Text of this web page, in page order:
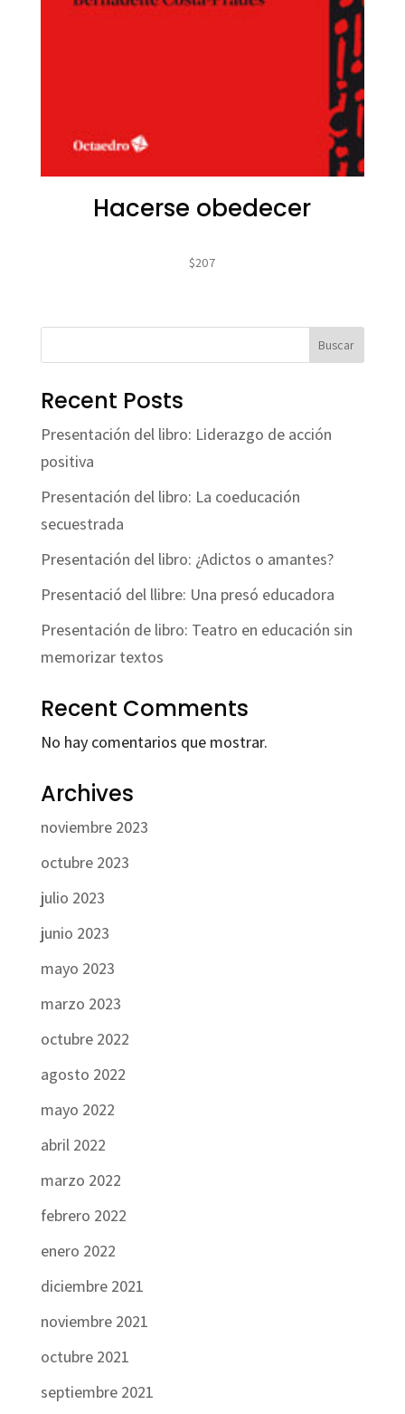
Hacerse obedecer
$207
Buscar
Recent Posts
Presentación del libro: Liderazgo de acción
positiva
Presentación del libro: La coeducación
secuestrada
Presentación del libro: ¿Adictos o amantes?
Presentació del llibre: Una presó educadora
Presentación de libro: Teatro en educación sin
memorizar textos
Recent Comments
No hay comentarios que mostrar.
Archives
noviembre 2023
octubre 2023
julio 2023
junio 2023
mayo 2023
marzo 2023
octubre 2022
agosto 2022
mayo 2022
abril 2022
marzo 2022
febrero 2022
enero 2022
diciembre 2021
noviembre 2021
octubre 2021
septiembre 2021